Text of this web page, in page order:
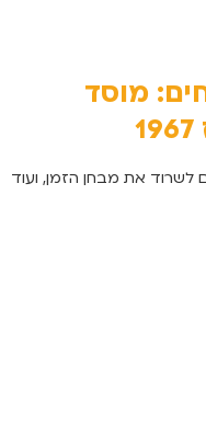
מוסד
את מבחן הזמן, ועוד